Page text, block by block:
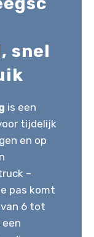
snel
is een
tijdelijk
en op
–
pas komt
6 tot